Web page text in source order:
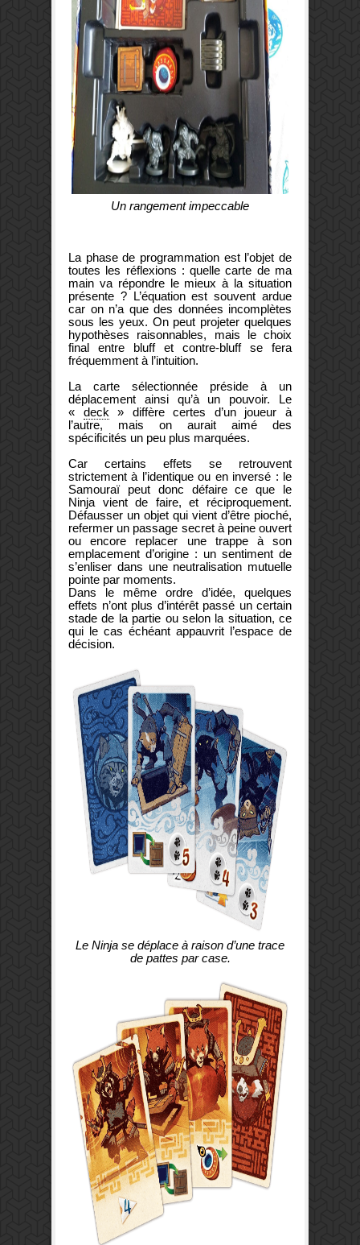
Un rangement impeccable
La phase de programmation est l’objet de
toutes les réflexions : quelle carte de ma
main va répondre le mieux à la situation
présente ? L’équation est souvent ardue
car on n’a que des données incomplètes
sous les yeux. On peut projeter quelques
hypothèses raisonnables, mais le choix
final entre bluff et contre-bluff se fera
fréquemment à l’intuition.
La carte sélectionnée préside à un
déplacement ainsi qu’à un pouvoir. Le
« deck » diffère certes d’un joueur à
l’autre, mais on aurait aimé des
spécificités un peu plus marquées.
Car certains effets se retrouvent
strictement à l’identique ou en inversé : le
Samouraï peut donc défaire ce que le
Ninja vient de faire, et réciproquement.
Défausser un objet qui vient d’être pioché,
refermer un passage secret à peine ouvert
ou encore replacer une trappe à son
emplacement d’origine : un sentiment de
s’enliser dans une neutralisation mutuelle
pointe par moments.
Dans le même ordre d’idée, quelques
effets n’ont plus d’intérêt passé un certain
stade de la partie ou selon la situation, ce
qui le cas échéant appauvrit l’espace de
décision.
Le Ninja se déplace à raison d’une trace
de pattes par case.